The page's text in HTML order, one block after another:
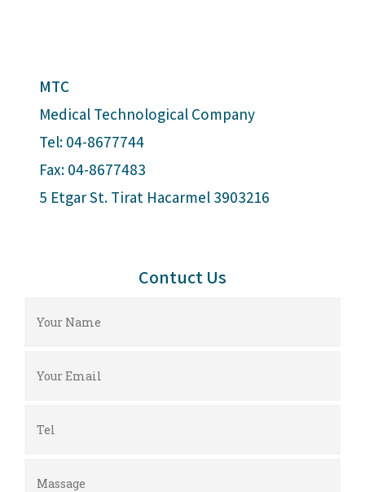
MTC
Medical Technological Company
Tel: 04-8677744
Fax: 04-8677483
5 Etgar St. Tirat Hacarmel 3903216
Contuct Us